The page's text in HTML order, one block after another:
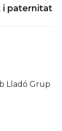
i paternitat
Lladó Grup